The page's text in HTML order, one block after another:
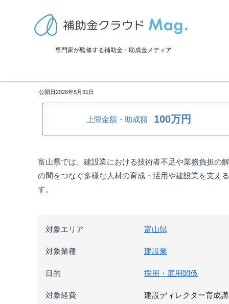
専門家が監修する補助金・助成金メディア
>補助金・助成金詳細
2026年5月31日
上限金額・助成額 100万円
富山県では、建設業における技術者不足や業務負担の
の間をつなぐ多様な人材の育成・活用や建設業を支え
す。
対象エリア 富山県
対象業種 建設業
目的 採用・雇用関係
対象経費
建設ディレクター育成